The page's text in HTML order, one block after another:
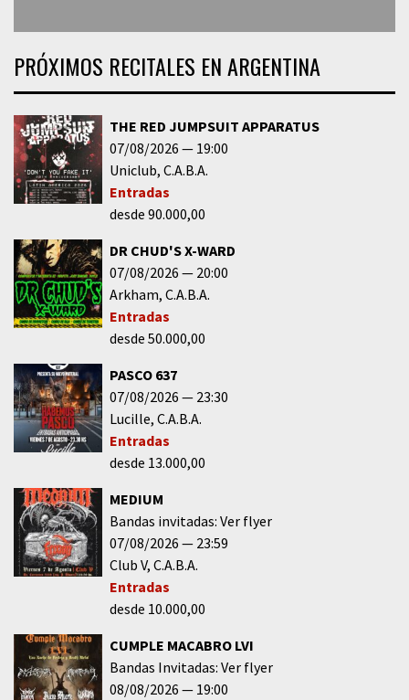
PRÓXIMOS RECITALES EN ARGENTINA
THE RED JUMPSUIT APPARATUS
07/08/2026
19:00
Uniclub C.A.B.A.
Entradas
desde 90.000,00
DR CHUD'S X-WARD
07/08/2026
20:00
Arkham C.A.B.A.
Entradas
desde 50.000,00
PASCO 637
07/08/2026
23:30
Lucille C.A.B.A.
Entradas
desde 13.000,00
MEDIUM
Bandas invitadas: Ver flyer
07/08/2026
23:59
Club V C.A.B.A.
Entradas
desde 10.000,00
CUMPLE MACABRO LVI
Bandas Invitadas: Ver flyer
08/08/2026
19:00